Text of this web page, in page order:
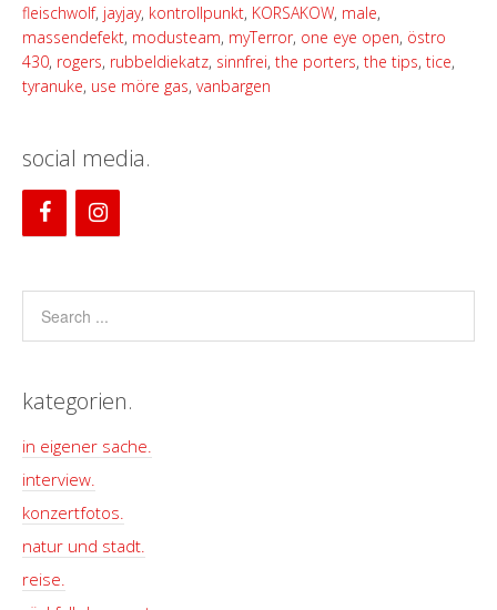
fleischwolf, jayjay, kontrollpunkt, KORSAKOW, male,
massendefekt, modusteam, myTerror, one eye open, östro
430, rogers, rubbeldiekatz, sinnfrei, the porters, the tips, tice,
tyranuke, use möre gas, vanbargen
social media.
kategorien.
in eigener sache.
interview.
konzertfotos.
natur und stadt.
reise.